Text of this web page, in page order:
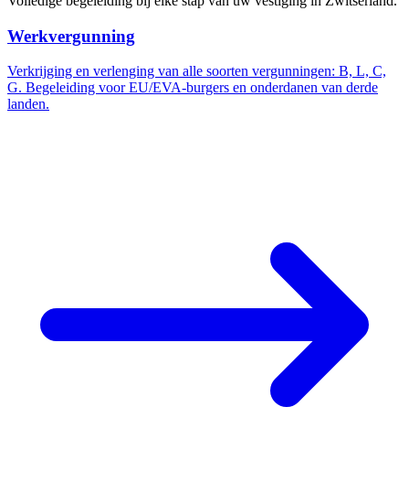
Werkvergunning
Verkrijging en verlenging van alle soorten vergunningen: B, L, C,
G. Begeleiding voor EU/EVA-burgers en onderdanen van derde
landen.